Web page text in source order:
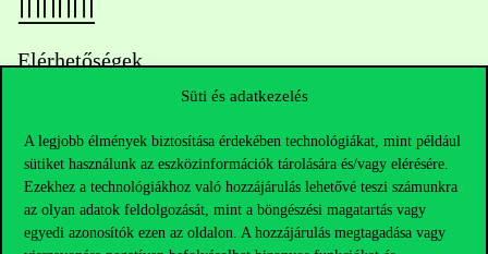
Süti és adatkezelés
A legjobb élmények biztosítása érdekében technológiákat, mint például
sütiket használunk az eszközinformációk tárolására és/vagy elérésére.
Ezekhez a technológiákhoz való hozzájárulás lehetővé teszi számunkra
az olyan adatok feldolgozását, mint a böngészési magatartás vagy
egyedi azonosítók ezen az oldalon. A hozzájárulás megtagadása vagy
Elérhetőségek
Telefonszám: +36 1 482 5000
Kérdésed van a felvételivel kapcsolatban?